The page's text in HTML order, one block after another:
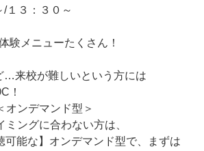
/１３：３０～
験メニューたくさん！
…来校が難しいという方には
！
オンデマンド型＞
ミングに合わない方は、
可能な】オンデマンド型で、まずは